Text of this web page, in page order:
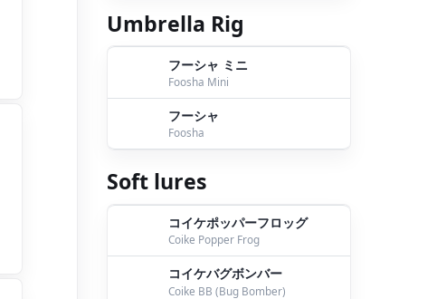
Umbrella Rig
フーシャ ミニ
Foosha Mini
フーシャ
Foosha
Soft lures
コイケポッパーフロッグ
Coike Popper Frog
コイケバグボンバー
Coike BB (Bug Bomber)